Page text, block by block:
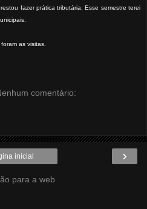
fazer prática tributária. Esse semestre terei
as visitas.
comentário:
›
inicial
para a web